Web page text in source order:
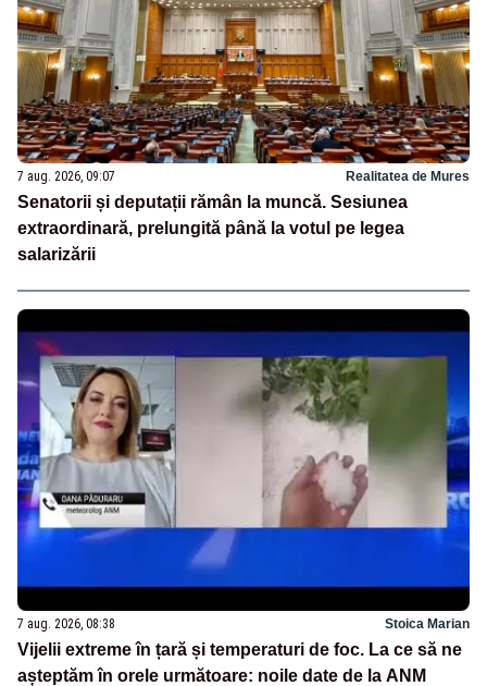
7 aug. 2026, 09:07 Realitatea de Mures
Senatorii și deputații rămân la muncă. Sesiunea
extraordinară, prelungită până la votul pe legea
salarizării
7 aug. 2026, 08:38 Stoica Marian
Vijelii extreme în țară și temperaturi de foc. La ce să ne
așteptăm în orele următoare: noile date de la ANM